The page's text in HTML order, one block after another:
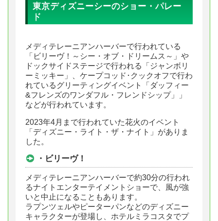
東京ディズニーシーのショー・パレー
ド
メディテレーニアンハーバーで行われている
「ビリーヴ！～シー・オブ・ドリームス～」や
ドックサイドステージで行われる「ジャンボリ
ーミッキー」、ケープコッド･クックオフで行わ
れているグリーティングイベント「ダッフィー
&フレンズのワンダフル・フレンドシップ」」
などが行われています。
2023年4月まで行われていた花火のイベント
「ディズニー・ライト・ザ・ナイト」がありま
した。
・ビリーヴ！
メディテレーニアンハーバーで約30分の行われ
るナイトエンターテイメントショーで、風が強
いと中止になることもあります。
ラプンツェルやピーターパンなどのディズニー
キャラクターが登場し、ホテルミラコスタでプ